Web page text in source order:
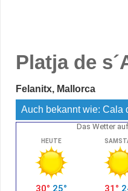
Platja de
Felanitx, Mallorca
Auch bekannt wie: Cala
Das Wetter